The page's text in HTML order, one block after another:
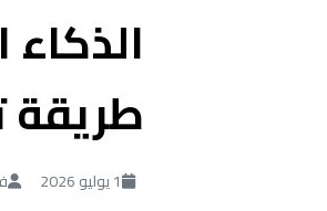
طريقة
1 يوليو 2026